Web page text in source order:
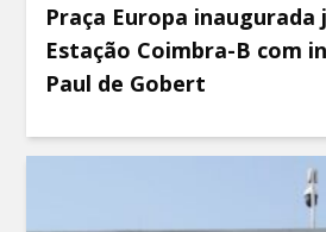
Praça Europa inaugurada
Estação Coimbra-B com
Paul de Gobert